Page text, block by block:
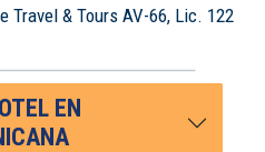
Travel & Tours AV-66, Lic. 122
EN